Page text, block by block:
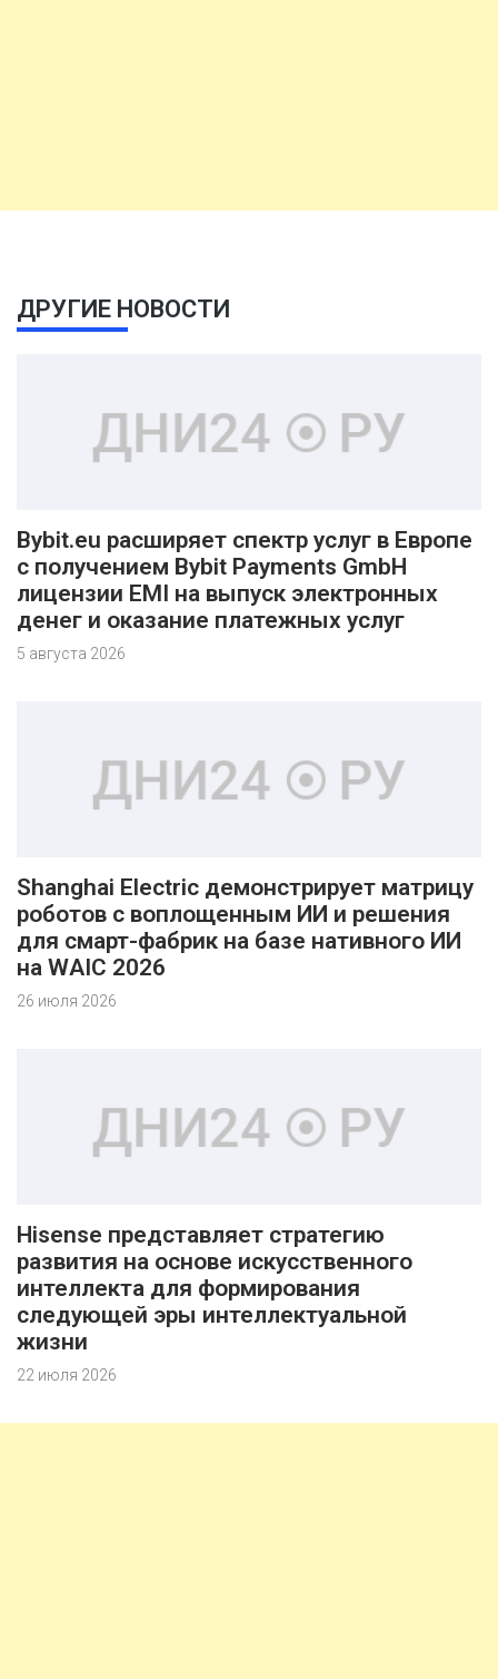
ДРУГИЕ НОВОСТИ
Bybit.eu расширяет спектр услуг в Европе
с получением Bybit Payments GmbH
лицензии EMI на выпуск электронных
денег и оказание платежных услуг
5 августа 2026
Shanghai Electric демонстрирует матрицу
роботов с воплощенным ИИ и решения
для смарт-фабрик на базе нативного ИИ
на WAIC 2026
26 июля 2026
Hisense представляет стратегию
развития на основе искусственного
интеллекта для формирования
следующей эры интеллектуальной
жизни
22 июля 2026